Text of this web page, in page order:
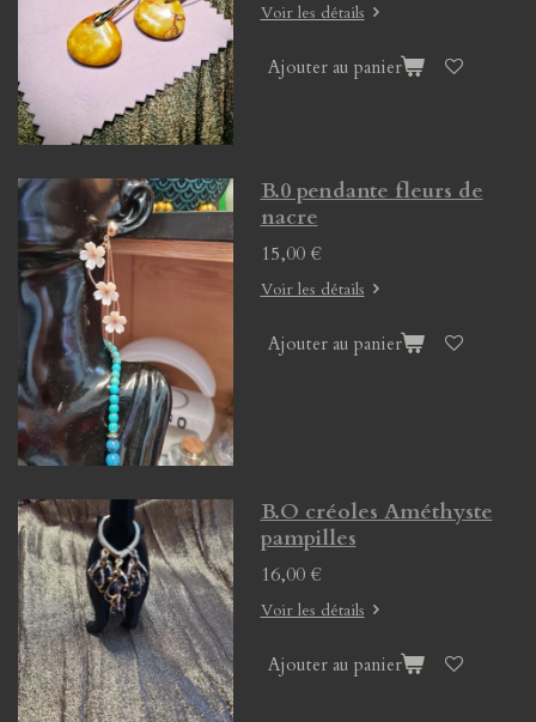
Voir les détails
Ajouter au panier
B.0 pendante fleurs de
nacre
15,00 €
Voir les détails
Ajouter au panier
B.O créoles Améthyste
pampilles
16,00 €
Voir les détails
Ajouter au panier